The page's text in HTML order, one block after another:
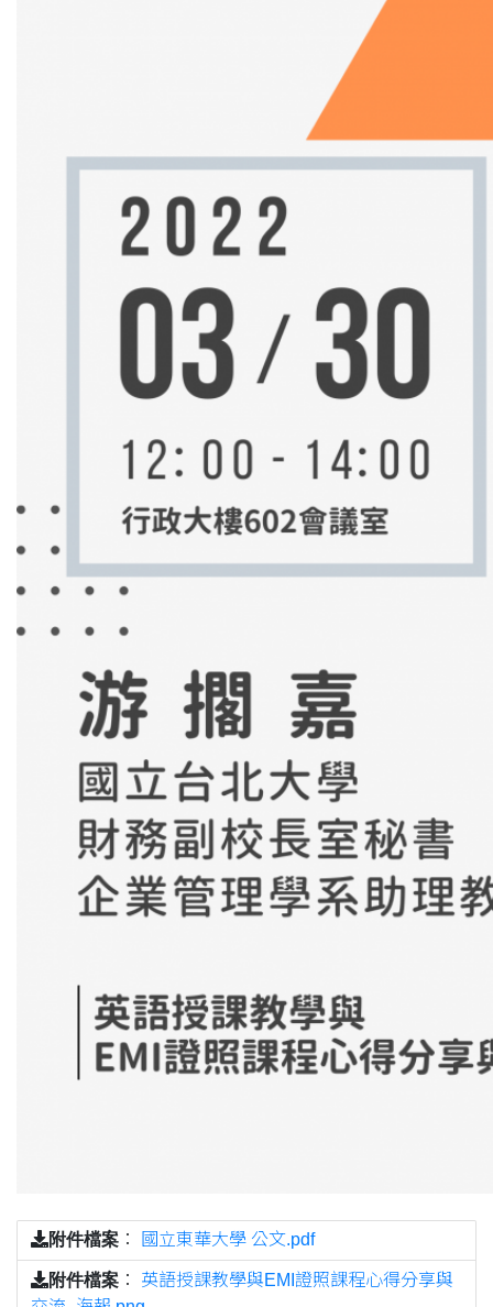
附件檔案 ： 國立東華大學 公文.pdf
附件檔案 ： 英語授課教學與EMI證照課程心得分享與